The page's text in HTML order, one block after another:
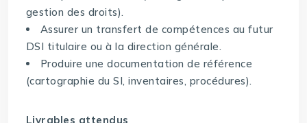
gestion des droits).
Assurer un transfert de compétences au futur
DSI titulaire ou à la direction générale.
Produire une documentation de référence
(cartographie du SI, inventaires, procédures).
Livrables attendus